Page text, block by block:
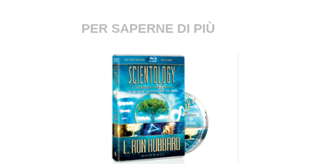
PER SAPERNE DI PIÙ